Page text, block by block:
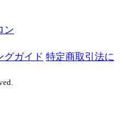
ン
グガイド 特定商取引法に